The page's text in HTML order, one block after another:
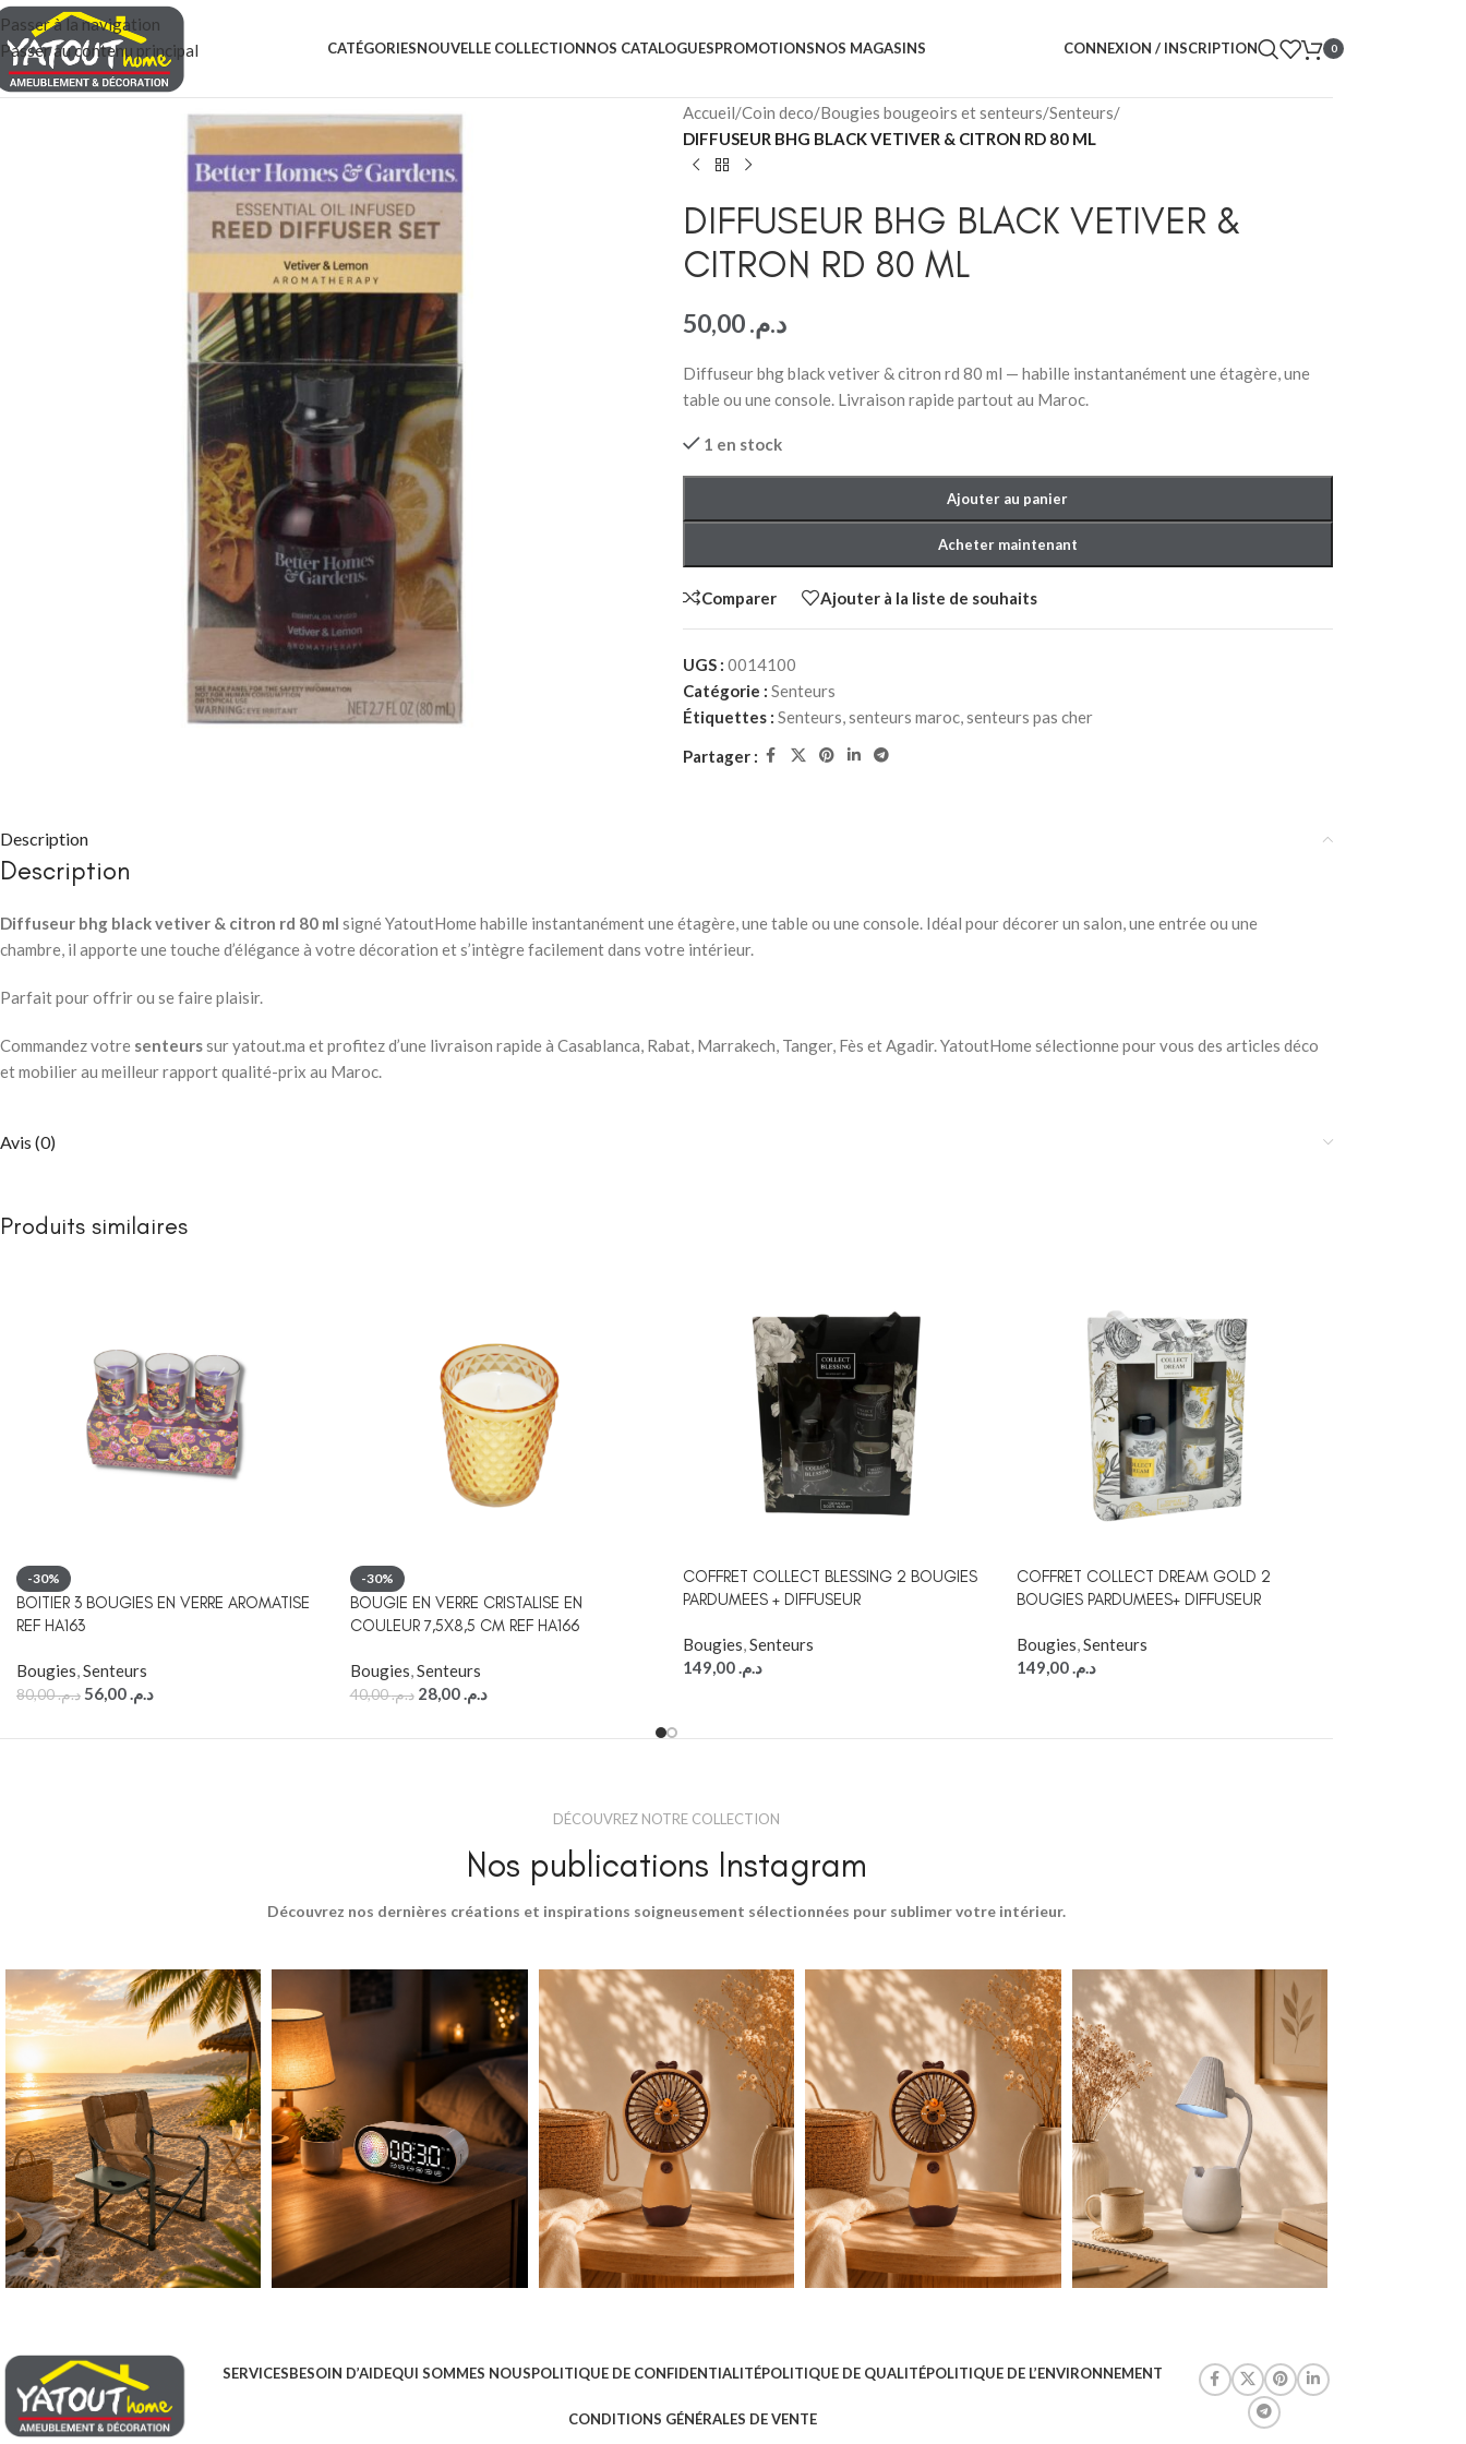
Passer à la navigation
Passer au contenu principal
CATÉGORIES
CHAMBRE À COUCHER ADULTE
CHAMBRE À COUCHER ENFANT
Bureaux et chaises
NOUVELLE COLLECTIONNOS CATALOGUESPROMOTIONSNOS MAGASINS CONNEXION / INSCRIPTION 0
Accueil/Coin deco/Bougies bougeoirs et senteurs/Senteurs/
DIFFUSEUR BHG BLACK VETIVER & CITRON RD 80 ML
DIFFUSEUR BHG BLACK VETIVER &
CITRON RD 80 ML
د.م.50,00
Diffuseur bhg black vetiver & citron rd 80 ml — habille instantanément une étagère, une
table ou une console. Livraison rapide partout au Maroc.
1 en stock
Ajouter au panier
Acheter maintenant
Comparer Ajouter à la liste de souhaits
UGS : 0014100
Catégorie : Senteurs
Étiquettes : Senteurs,senteurs maroc,senteurs pas cher
Partager :
Description
Description
Diffuseur bhg black vetiver & citron rd 80 ml signé YatoutHome habille instantanément une étagère, une table ou une console. Idéal pour décorer un salon, une entrée ou une
chambre, il apporte une touche d’élégance à votre décoration et s’intègre facilement dans votre intérieur.
Parfait pour offrir ou se faire plaisir.
Commandez votre senteurssur yatout.ma et profitez d’une livraison rapide à Casablanca, Rabat, Marrakech, Tanger, Fès et Agadir. YatoutHome sélectionne pour vous des articles déco
et mobilier au meilleur rapport qualité-prix au Maroc.
Avis (0)
Produits similaires
-30%
BOITIER 3 BOUGIES EN VERRE AROMATISE
REF HA163
Bougies Senteurs
د.م.80,00 د.م.
-30%
BOUGIE EN VERRE CRISTALISE EN
COULEUR 7,5X8,5 CM REF HA166
Bougies Senteurs
د.م.40,00 د.م. 28,00
COFFRET COLLECT BLESSING 2 BOUGIES
PARDUMEES + DIFFUSEUR
Bougies Senteurs
د.م.
COFFRET COLLECT DREAM GOLD 2
BOUGIES PARDUMEES+ DIFFUSEUR
Bougies Senteurs
د.م. 149,00
DÉCOUVREZ NOTRE COLLECTION
Nos publications Instagram
Découvrez nos dernières créations et inspirations soigneusement sélectionnées pour sublimer votre intérieur.
SERVICESBESOIN D’AIDEQUI SOMMES NOUSPOLITIQUE DE CONFIDENTIALITÉPOLITIQUE DE QUALITÉPOLITIQUE DE L’ENVIRONNEMENT
CONDITIONS GÉNÉRALES DE VENTE